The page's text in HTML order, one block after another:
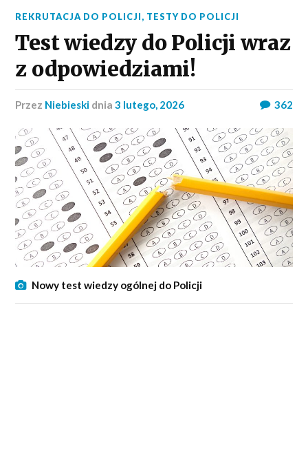
REKRUTACJA DO POLICJI, TESTY DO POLICJI
Test wiedzy do Policji wraz
z odpowiedziami!
przez Niebieski dnia3 lutego, 2026 362
Nowy test wiedzy ogólnej do Policji